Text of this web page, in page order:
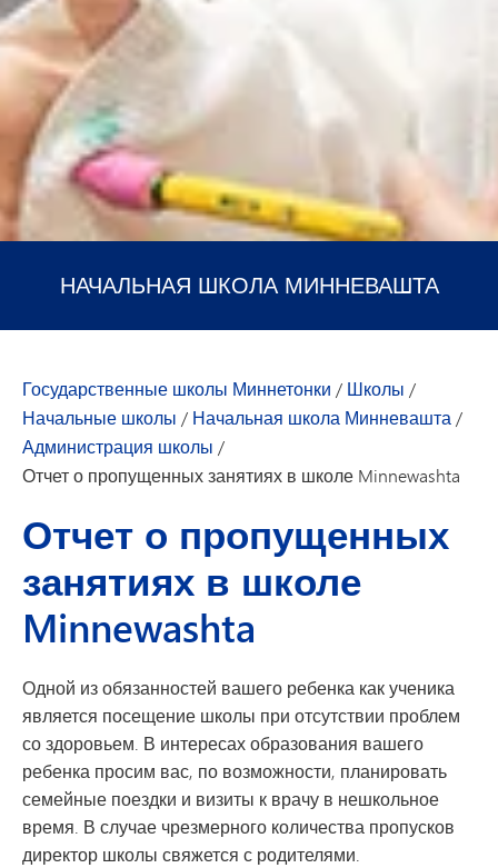
НАЧАЛЬНАЯ ШКОЛА МИННЕВАШТА
Государственные школы Миннетонки / Школы /
Начальные школы / Начальная школа Минневашта/
Администрация школы /
Отчет о пропущенных занятиях в школе Minnewashta
Отчет о пропущенных
занятиях в школе
Minnewashta
Одной из обязанностей вашего ребенка как ученика
является посещение школы при отсутствии проблем
со здоровьем. В интересах образования вашего
ребенка просим вас, по возможности, планировать
семейные поездки и визиты к врачу в нешкольное
время. В случае чрезмерного количества пропусков
директор школы свяжется с родителями.